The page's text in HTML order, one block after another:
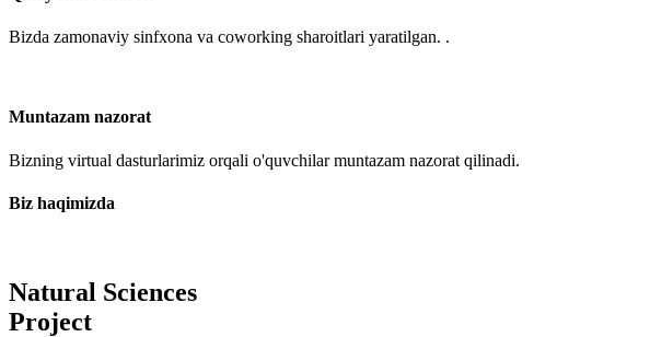
Bizda zamonaviy sinfxona va coworking sharoitlari yaratilgan. .
Muntazam nazorat
Bizning virtual dasturlarimiz orqali o'quvchilar muntazam nazorat qilinadi.
Biz haqimizda
Natural Sciences
Project